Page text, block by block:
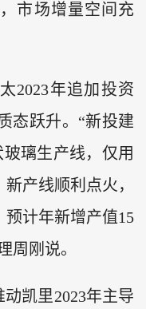
市场增量空间充
2023年追加投资
态跃升。“新投建
玻璃生产线，仅用
产线顺利点火，
计年新增产值15
周刚说。
凯里2023年主导